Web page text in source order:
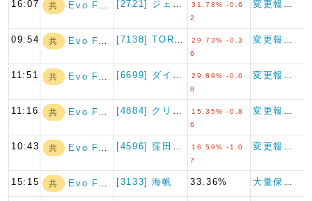
16:07 共 Evo Fund
31.78% -0.6
2
09:54 共 Evo Fund
29.73% -0.3
6
11:51 共 Evo Fund
29.89% -0.6
8
11:16 共 Evo Fund
15.35% -0.8
6
10:43 共 Evo Fund
16.59% -1.0
7
15:15 共 Evo Fund [3133] 海帆 33.36%